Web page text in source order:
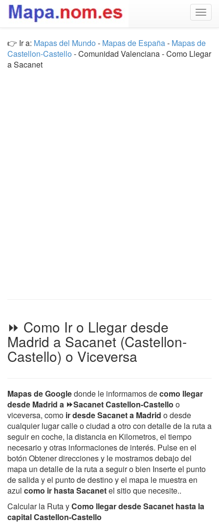
👉 Ir a: Mapas del Mundo - Mapas de España- Mapas de
Castellon-Castello - Comunidad Valenciana - Como Llegar
a Sacanet
⏩ Como Ir o Llegar desde
Madrid a Sacanet (Castellon-
Castello) o Viceversa
Mapas de Googledonde le informamos decomo llegar
desde Madrid a ⏩Sacanet Castellon-Castello o
viceversa, como ir desde Sacanet a Madrid o desde
cualquier lugar calle o ciudad a otro con detalle de la ruta a
seguir en coche, la distancia en Kilometros, el tiempo
necesario y otras informaciones de interés. Pulse en el
botón Obtener direcciones y le mostramos debajo del
mapa un detalle de la ruta a seguir o bien Inserte el punto
de salida y el punto de destino y el mapa le muestra en
azul como ir hasta Sacanetel sitio que necesite..
Calcular la Ruta yComo llegar desde Sacanet hasta la
capital Castellon-Castello